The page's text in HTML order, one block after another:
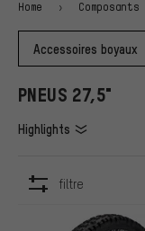
Home Composants
Accessoires boyaux
PNEUS 27,5"
Highlights
filtre